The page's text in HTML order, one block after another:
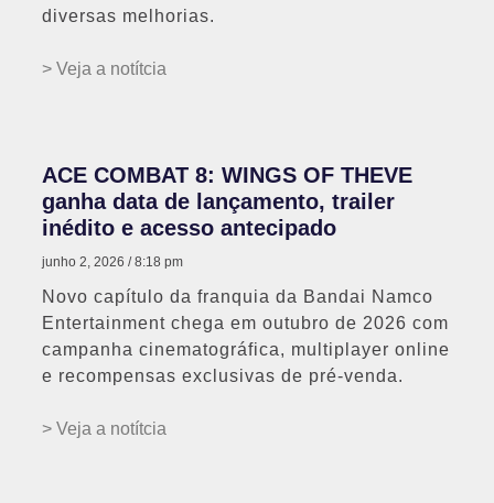
diversas melhorias.
> Veja a notítcia
ACE COMBAT 8: WINGS OF THEVE
ganha data de lançamento, trailer
inédito e acesso antecipado
junho 2, 2026 8:18 pm
Novo capítulo da franquia da Bandai Namco
Entertainment chega em outubro de 2026 com
campanha cinematográfica, multiplayer online
e recompensas exclusivas de pré-venda.
> Veja a notítcia